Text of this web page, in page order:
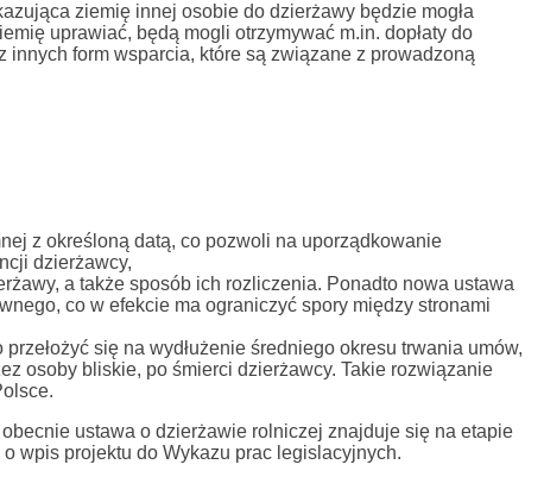
ziemię innej osobie do dzierżawy będzie mogła
uprawiać, będą mogli otrzymywać m.in. dopłaty do
form wsparcia, które są związane z prowadzoną
z określoną datą, co pozwoli na uporządkowanie
dzierżawcy,
a także sposób ich rozliczenia. Ponadto nowa ustawa
co w efekcie ma ograniczyć spory między stronami
się na wydłużenie średniego okresu trwania umów,
osoby bliskie, po śmierci dzierżawcy. Takie rozwiązanie
ustawa o dzierżawie rolniczej znajduje się na etapie
wpis projektu do Wykazu prac legislacyjnych.